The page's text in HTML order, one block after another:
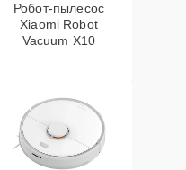
Робот-пылесос
Xiaomi Robot
Vacuum X10